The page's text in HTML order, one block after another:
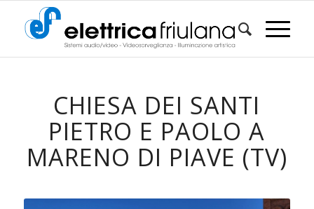
CHIESA DEI SANTI
PIETRO E PAOLO A
MARENO DI PIAVE (TV)